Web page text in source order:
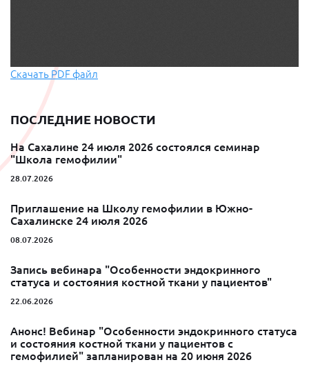
Скачать PDF файл
ПОСЛЕДНИЕ НОВОСТИ
На Сахалине 24 июля 2026 состоялся семинар
"Школа гемофилии"
28.07.2026
Приглашение на Школу гемофилии в Южно-
Сахалинске 24 июля 2026
08.07.2026
Запись вебинара "Особенности эндокринного
статуса и состояния костной ткани у пациентов"
22.06.2026
Анонс! Вебинар "Особенности эндокринного статуса
и состояния костной ткани у пациентов с
гемофилией" запланирован на 20 июня 2026